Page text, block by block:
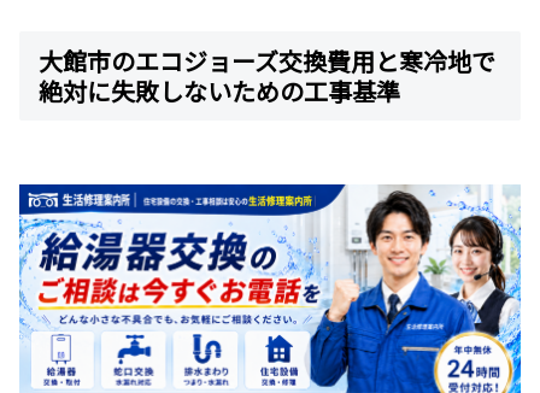
大館市のエコジョーズ交換費用と寒冷地で
絶対に失敗しないための工事基準